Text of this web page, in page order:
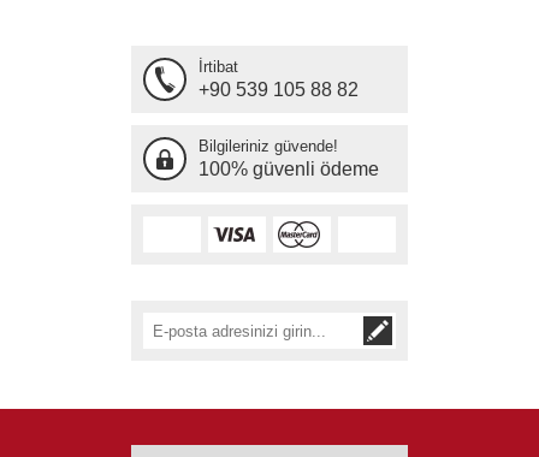
İrtibat
+90 539 105 88 82
Bilgileriniz güvende!
100% güvenli ödeme